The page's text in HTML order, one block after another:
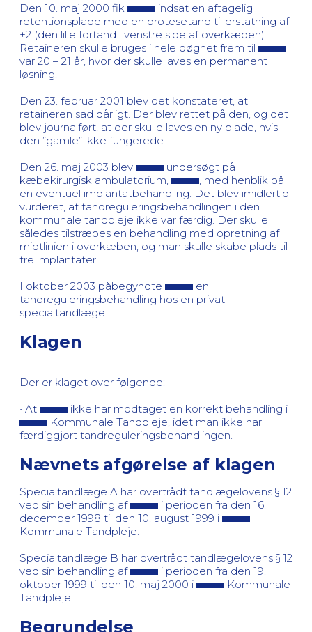
Den 10. maj 2000 fik
indsat en aftagelig
retentionsplade med en protesetand til erstatning af
+2 (den lille fortand i venstre side af overkæben).
Retaineren skulle bruges i hele døgnet frem til
var 20 – 21 år, hvor der skulle laves en permanent
løsning.
Den 23. februar 2001 blev det konstateret, at
retaineren sad dårligt. Der blev rettet på den, og det
blev journalført, at der skulle laves en ny plade, hvis
den ”gamle” ikke fungerede.
Den 26. maj 2003 blev
undersøgt på
kæbekirurgisk ambulatorium,
, med henblik på
en eventuel implantatbehandling. Det blev imidlertid
vurderet, at tandreguleringsbehandlingen i den
kommunale tandpleje ikke var færdig. Der skulle
således tilstræbes en behandling med opretning af
midtlinien i overkæben, og man skulle skabe plads til
tre implantater.
I oktober 2003 påbegyndte
en
tandreguleringsbehandling hos en privat
specialtandlæge.
Klagen
Der er klaget over følgende:
• At
ikke har modtaget en korrekt behandling i
Kommunale Tandpleje, idet man ikke har
færdiggjort tandreguleringsbehandlingen.
Nævnets afgørelse af klagen
Specialtandlæge A har overtrådt tandlægelovens § 12
ved sin behandling af
i perioden fra den 16.
december 1998 til den 10. august 1999 i
Kommunale Tandpleje.
Specialtandlæge B har overtrådt tandlægelovens § 12
ved sin behandling af
i perioden fra den 19.
oktober 1999 til den 10. maj 2000 i
Kommunale
Tandpleje.
Begrundelse